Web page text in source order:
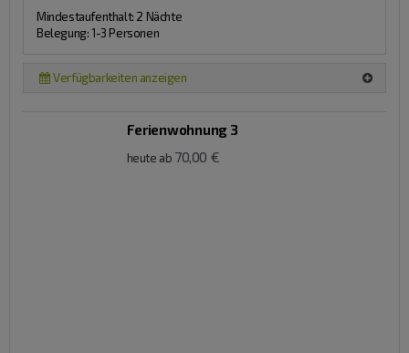
Mindestaufenthalt: 2 Nächte
Belegung: 1-3 Personen
Verfügbarkeiten anzeigen
Ferienwohnung 3
heute ab 70,00 €